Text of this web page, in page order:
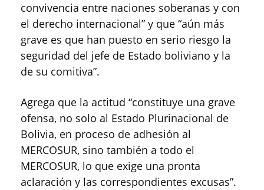
convivencia entre naciones soberanas y con
el derecho internacional” y que “aún más
grave es que han puesto en serio riesgo la
seguridad del jefe de Estado boliviano y la
de su comitiva”.
Agrega que la actitud “constituye una grave
ofensa, no solo al Estado Plurinacional de
Bolivia, en proceso de adhesión al
MERCOSUR, sino también a todo el
MERCOSUR, lo que exige una pronta
aclaración y las correspondientes excusas”.